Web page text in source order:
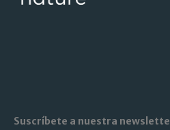
Suscríbete a nuestra